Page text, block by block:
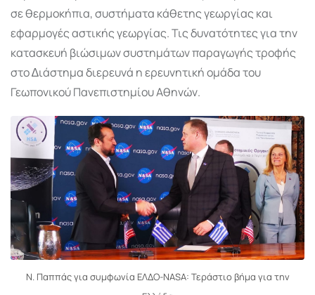
σε θερµοκήπια, συστήµατα κάθετης γεωργίας και
εφαρµογές αστικής γεωργίας. Τις δυνατότητες για την
κατασκευή βιώσιµων συστηµάτων παραγωγής τροφής
στο ∆ιάστηµα διερευνά η ερευνητική οµάδα του
Γεωπονικού Πανεπιστηµίου Αθηνών.
Ν. Παππάς για συμφωνία ΕΛΔΟ-NASA: Τεράστιο βήμα για την